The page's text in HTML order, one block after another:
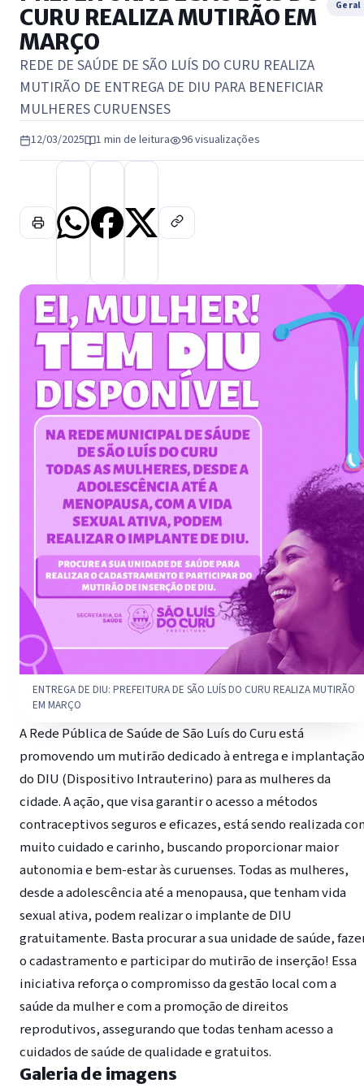
CURU REALIZA MUTIRÃO EM
MARÇO
Geral
REDE DE SAÚDE DE SÃO LUÍS DO CURU REALIZA
MUTIRÃO DE ENTREGA DE DIU PARA BENEFICIAR
MULHERES CURUENSES
12/03/2025 1 min de leitura 96 visualizações
ENTREGA DE DIU: PREFEITURA DE SÃO LUÍS DO CURU REALIZA MUTIRÃO
EM MARÇO
A Rede Pública de Saúde de São Luís do Curu está
promovendo um mutirão dedicado à entrega e implantação
do DIU (Dispositivo Intrauterino) para as mulheres da
cidade. A ação, que visa garantir o acesso a métodos
contraceptivos seguros e eficazes, está sendo realizada
muito cuidado e carinho, buscando proporcionar maior
autonomia e bem-estar às curuenses. Todas as mulheres,
desde a adolescência até a menopausa, que tenham vida
sexual ativa, podem realizar o implante de DIU
gratuitamente. Basta procurar a sua unidade de saúde,
o cadastramento e participar do mutirão de inserção! Essa
iniciativa reforça o compromisso da gestão local com a
saúde da mulher e com a promoção de direitos
reprodutivos, assegurando que todas tenham acesso a
cuidados de saúde de qualidade e gratuitos.
Galeria de imagens